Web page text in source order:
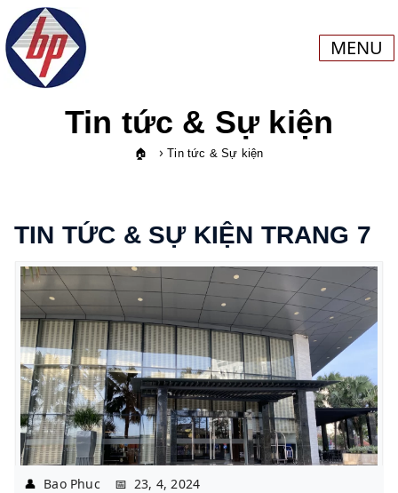
MENU
Tin tức & Sự kiện
🏠 ›Tin tức & Sự kiện
TIN TỨC & SỰ KIỆN TRANG 7
👤 Bao Phuc 📅 23, 4, 2024